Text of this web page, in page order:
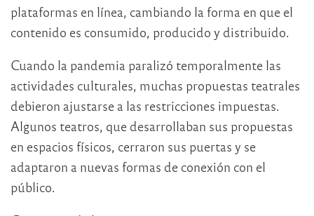
plataformas en línea, cambiando la forma en que el
contenido es consumido, producido y distribuido.
Cuando la pandemia paralizó temporalmente las
actividades culturales, muchas propuestas teatrales
debieron ajustarse a las restricciones impuestas.
Algunos teatros, que desarrollaban sus propuestas
en espacios físicos, cerraron sus puertas y se
adaptaron a nuevas formas de conexión con el
público.